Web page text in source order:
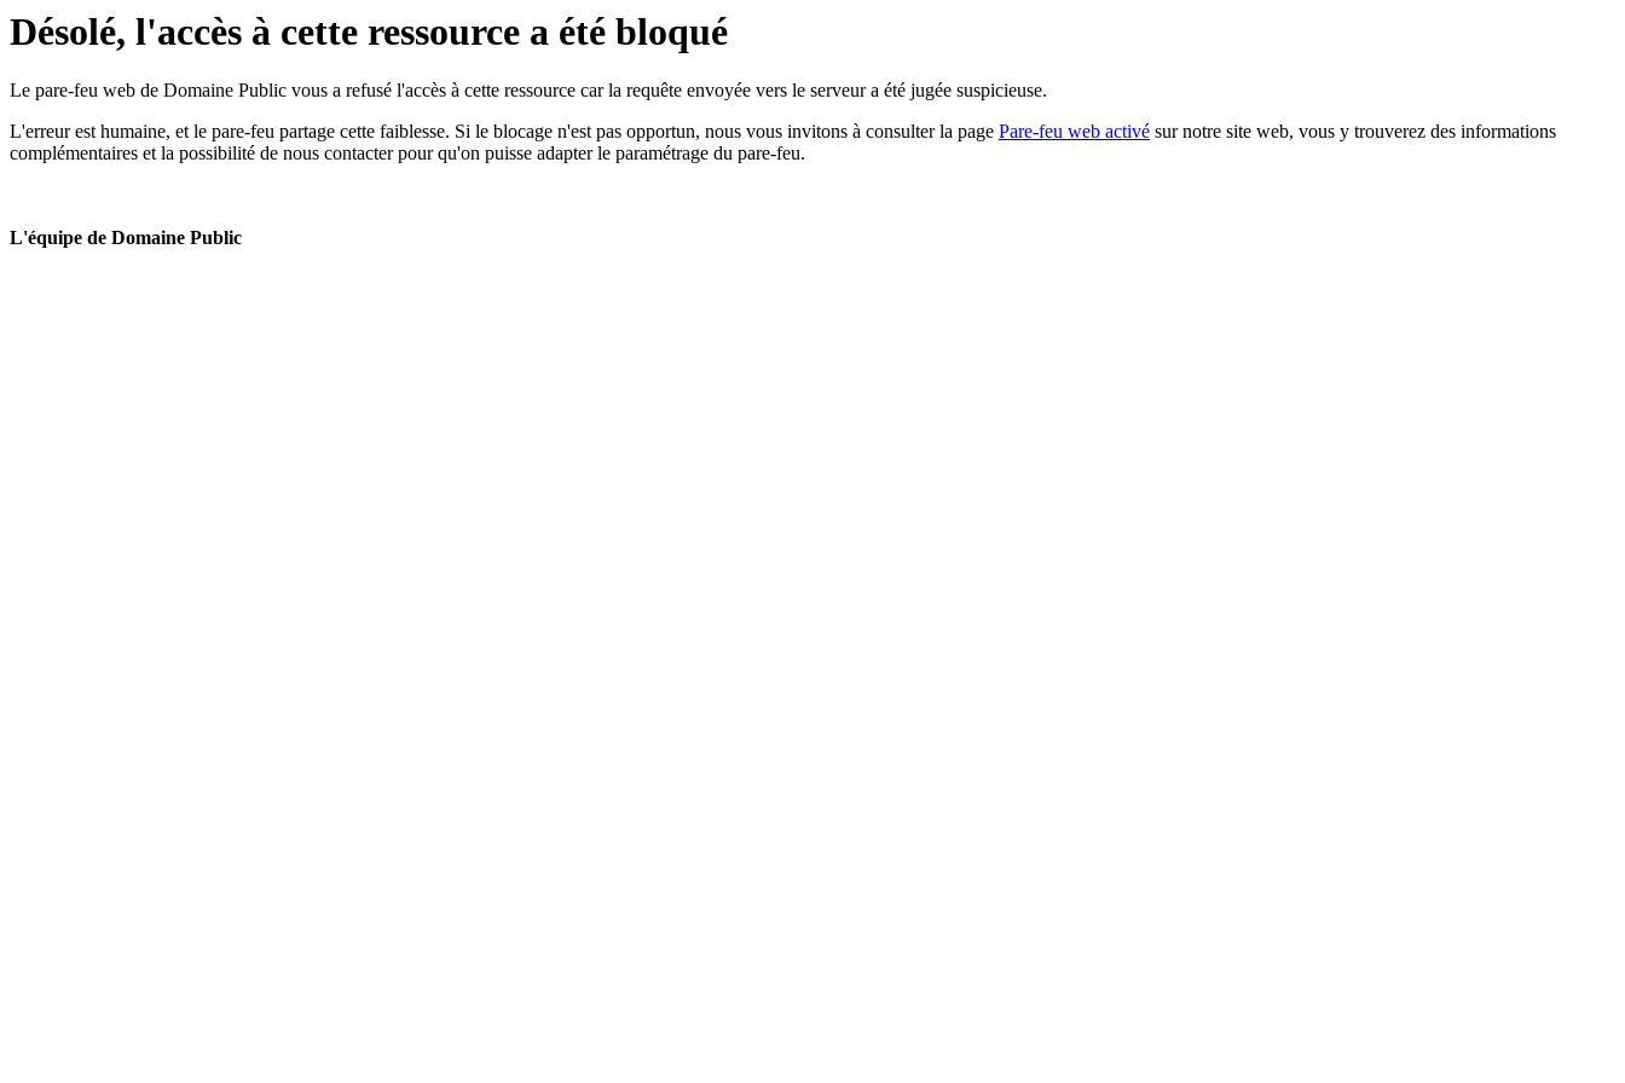
Désolé, l'accès à cette ressource a été bloqué
Le pare-feu web de Domaine Public vous a refusé l'accès à cette ressource car la requête envoyée vers le serveur a été jugée suspicieuse.
L'erreur est humaine, et le pare-feu partage cette faiblesse. Si le blocage n'est pas opportun, nous vous invitons à consulter la page Pare-feu web activé sur notre site web, vous y trouverez des informations
complémentaires et la possibilité de nous contacter pour qu'on puisse adapter le paramétrage du pare-feu.
L'équipe de Domaine Public